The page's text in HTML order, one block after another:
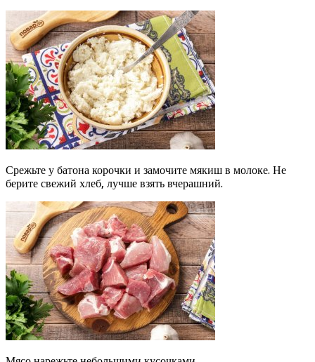
Срежьте у батона корочки и замочите мякиш в молоке. Не
берите свежий хлеб, лучше взять вчерашний.